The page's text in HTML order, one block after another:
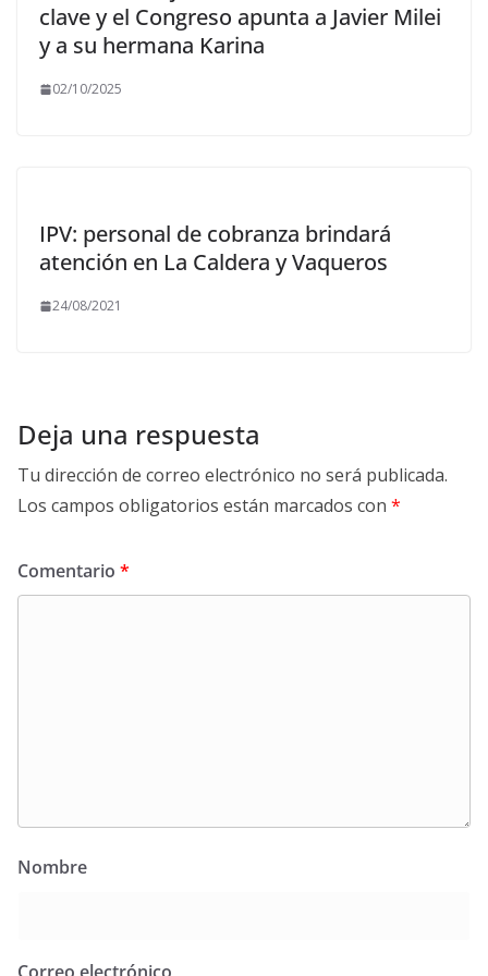
clave y el Congreso apunta a Javier Milei
y a su hermana Karina
02/10/2025
IPV: personal de cobranza brindará
atención en La Caldera y Vaqueros
24/08/2021
Deja una respuesta
Tu dirección de correo electrónico no será publicada.
Los campos obligatorios están marcados con *
Comentario *
Nombre